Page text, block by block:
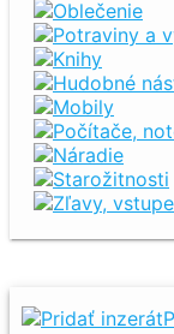
Oblečenie
Potraviny a
Knihy
Hudobné
Mobily
Počítače,
Náradie
Starožitnosti
Zľavy,